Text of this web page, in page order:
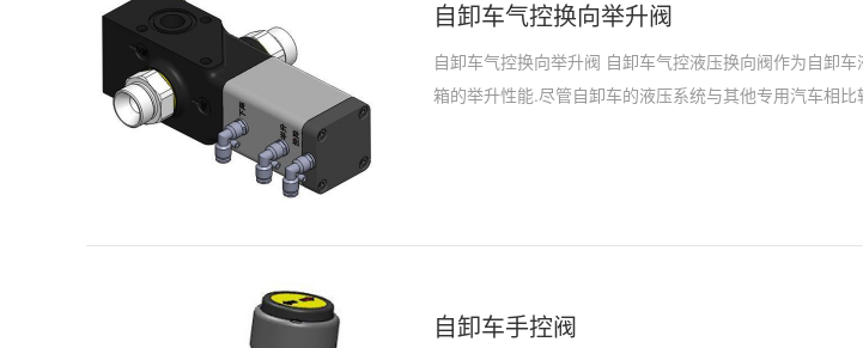
自卸车气控换向举升阀
自卸车气控换向举升阀 自卸车气控液压换向阀作为自卸
箱的举升性能.尽管自卸车的液压系统与其他专用汽车相
自卸车手控阀